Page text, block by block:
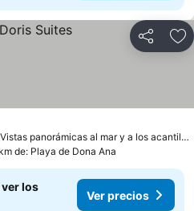
Compartir
Vistas panorámicas al mar y a los acantilados
de: Playa de Dona Ana
los
Ver precios